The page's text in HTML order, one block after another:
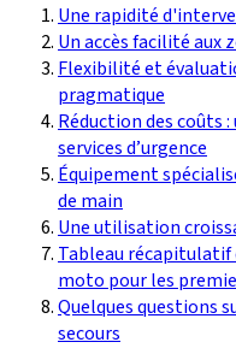
Une rapidité
Un accès facilité aux
Flexibilité et
pragmatique
Réduction des coûts
services d’urgence
Équipement
de main
Une utilisation
Tableau récapitulatif
moto pour les
Quelques questions
secours